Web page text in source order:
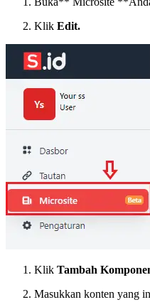
Klik Edit.
Klik Tambah
Masukkan konten yang